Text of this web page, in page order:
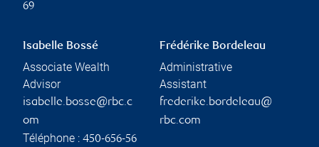
69
Isabelle Bossé
Associate Wealth
Advisor
isabelle.bosse@rbc.c
om
Téléphone : 450-656-56
Frédérike Bordeleau
Administrative
Assistant
frederike.bordeleau@
rbc.com